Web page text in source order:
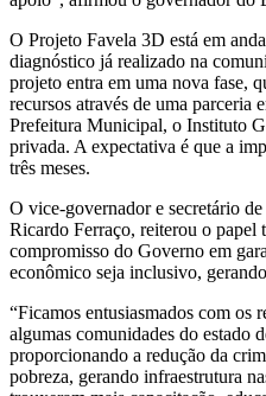
O Projeto Favela 3D está em
diagnóstico já realizado na
projeto entra em uma nova fase,
recursos através de uma parceria
Prefeitura Municipal, o Instituto
privada. A expectativa é que a
três meses.
O vice-governador e secretário
Ricardo Ferraço, reiterou o papel
compromisso do Governo em
econômico seja inclusivo,
“Ficamos entusiasmados com os
algumas comunidades do estado
proporcionando a redução da
pobreza, gerando infraestrutura